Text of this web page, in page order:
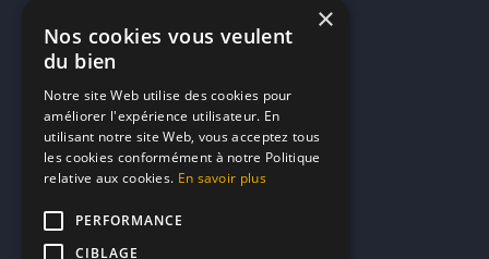
1001 DJ
10h01
MP2
Contacts
11 rue Maurice Grandcoing
×
Nos cookies vous veulent
du bien
Notre site Web utilise des cookies pour
améliorer l'expérience utilisateur. En
utilisant notre site Web, vous acceptez tous
les cookies conformément à notre Politique
relative aux cookies. En savoir plus
PERFORMANCE
CIBLAGE